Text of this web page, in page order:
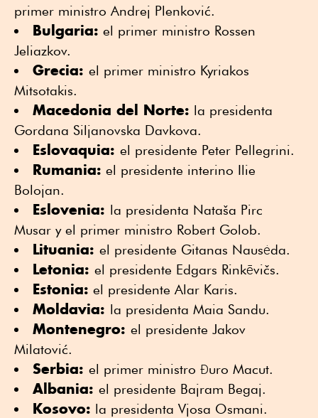
primer ministro Andrej Plenković.
Bulgaria: el primer ministro Rossen
Jeliazkov.
Grecia: el primer ministro Kyriakos
Mitsotakis.
Macedonia del Norte: la presidenta
Gordana Siljanovska Davkova.
Eslovaquia: el presidente Peter Pellegrini.
Rumania: el presidente interino Ilie
Bolojan.
Eslovenia: la presidenta Nataša Pirc
Musar y el primer ministro Robert Golob.
Lituania: el presidente Gitanas Nausėda.
Letonia: el presidente Edgars Rinkēvičs.
Estonia: el presidente Alar Karis.
Moldavia: la presidenta Maia Sandu.
Montenegro: el presidente Jakov
Milatović.
Serbia: el primer ministro Đuro Macut.
Albania: el presidente Bajram Begaj.
Kosovo: la presidenta Vjosa Osmani.